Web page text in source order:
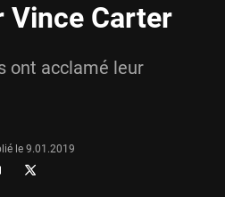
Vince Carter
ont acclamé leur
le 9.01.2019